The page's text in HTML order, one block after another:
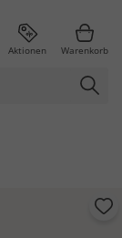
Aktionen Warenkorb